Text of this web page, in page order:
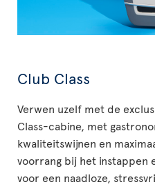
Club Class
Verwen uzelf met de
Class-cabine, met
kwaliteitswijnen en
voorrang bij het instappen
voor een naadloze,